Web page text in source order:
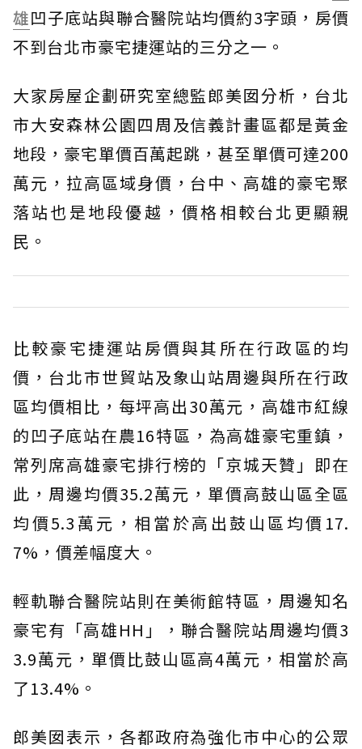
雄凹子底站與聯合醫院站均價約3字頭，房價
不到台北市豪宅捷運站的三分之一。
大家房屋企劃研究室總監郎美囡分析，台北
市大安森林公園四周及信義計畫區都是黃金
地段，豪宅單價百萬起跳，甚至單價可達200
萬元，拉高區域身價，台中、高雄的豪宅聚
落站也是地段優越，價格相較台北更顯親
民。
比較豪宅捷運站房價與其所在行政區的均
價，台北市世貿站及象山站周邊與所在行政
區均價相比，每坪高出30萬元，高雄市紅線
的凹子底站在農16特區，為高雄豪宅重鎮，
常列席高雄豪宅排行榜的「京城天贊」即在
此，周邊均價35.2萬元，單價高鼓山區全區
均價5.3萬元，相當於高出鼓山區均價17.
7%，價差幅度大。
輕軌聯合醫院站則在美術館特區，周邊知名
豪宅有「高雄HH」，聯合醫院站周邊均價3
3.9萬元，單價比鼓山區高4萬元，相當於高
了13.4%。
郎美囡表示，各都政府為強化市中心的公眾